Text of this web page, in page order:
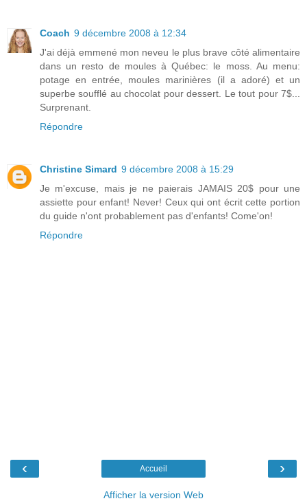
Coach 9 décembre 2008 à 12:34
J'ai déjà emmené mon neveu le plus brave côté alimentaire
dans un resto de moules à Québec: le moss. Au menu:
potage en entrée, moules marinières (il a adoré) et un
superbe soufflé au chocolat pour dessert. Le tout pour 7$...
Surprenant.
Répondre
Christine Simard 9 décembre 2008 à 15:29
Je m'excuse, mais je ne paierais JAMAIS 20$ pour une
assiette pour enfant! Never! Ceux qui ont écrit cette portion
du guide n'ont probablement pas d'enfants! Come'on!
Répondre
‹ ›
Accueil
Afficher la version Web